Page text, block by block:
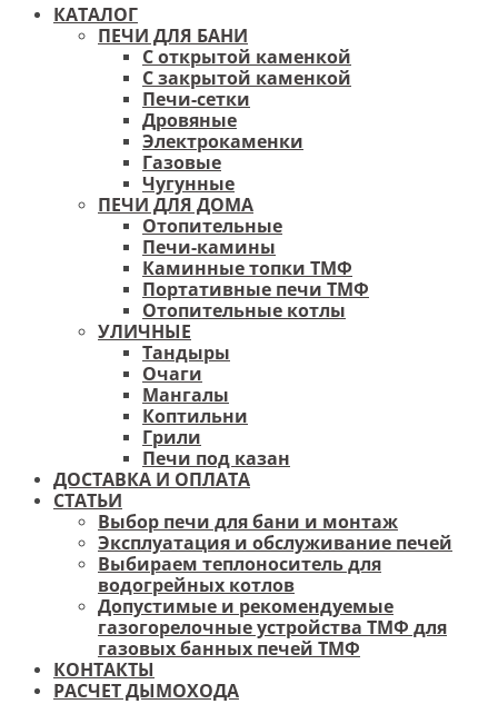
КАТАЛОГ
ПЕЧИ ДЛЯ БАНИ
С открытой каменкой
С закрытой каменкой
Печи-сетки
Дровяные
Электрокаменки
Газовые
Чугунные
ПЕЧИ ДЛЯ ДОМА
Отопительные
Печи-камины
Каминные топки ТМФ
Портативные печи ТМФ
Отопительные котлы
УЛИЧНЫЕ
Тандыры
Очаги
Мангалы
Коптильни
Грили
Печи под казан
ДОСТАВКА И ОПЛАТА
СТАТЬИ
Выбор печи для бани и монтаж
Эксплуатация и обслуживание печей
Выбираем теплоноситель для
водогрейных котлов
Допустимые и рекомендуемые
газогорелочные устройства ТМФ для
газовых банных печей ТМФ
КОНТАКТЫ
РАСЧЕТ ДЫМОХОДА